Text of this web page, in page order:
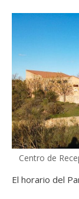
Centro de
El horario del